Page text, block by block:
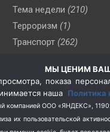
Тема недели (210)
Терроризм (1)
Транспорт (262)
(76)
Цены (2)
Школа и спорт (2)
Экология (8)
МЫ ЦЕНИМ
показа
наша Политика
компанией ООО «ЯНДЕКС»,
их пользовательской